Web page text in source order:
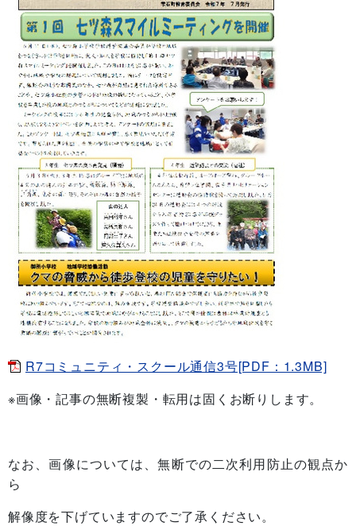
R7コミュニティ・スクール通信3号[PDF：1.3MB]
※画像・記事の無断複製・転用は固くお断りします。
なお、画像については、無断での二次利用防止の観点か
ら
解像度を下げていますのでご了承ください。